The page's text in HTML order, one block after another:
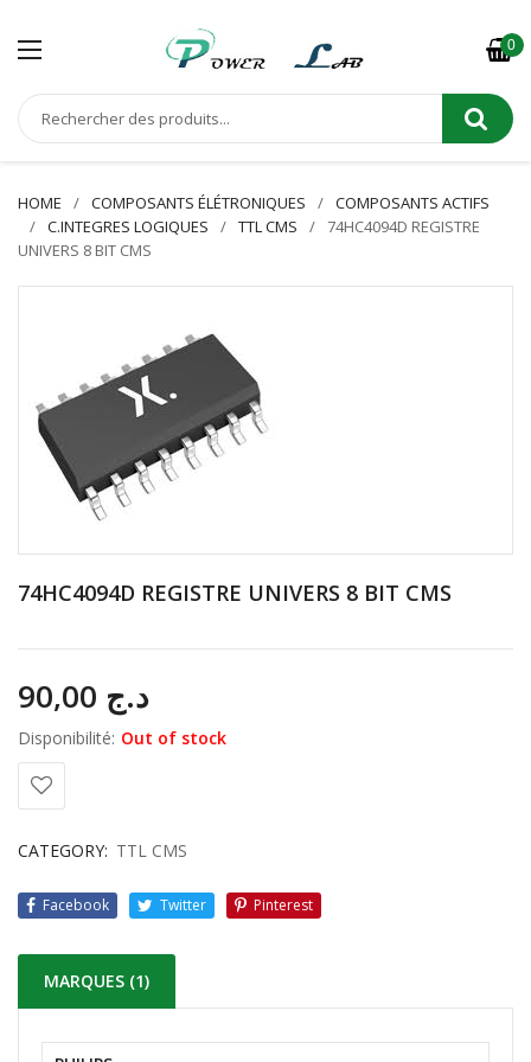
0
HOME COMPOSANTS ÉLÉTRONIQUES
COMPOSANTS ACTIFS
C.INTEGRES LOGIQUES
TTL CMS
74HC4094D REGISTRE
UNIVERS 8 BIT CMS
74HC4094D REGISTRE UNIVERS 8 BIT CMS
د.ج
Disponibilité: Out of stock
CATEGORY: TTL CMS
Facebook Twitter Pinterest
MARQUES (1)